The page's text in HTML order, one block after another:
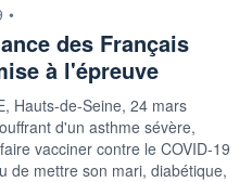
•
des Français
à l'épreuve
Hauts-de-Seine, 24 mars
d'un asthme sévère,
vacciner contre le COVID-19
de mettre son mari, diabétique,